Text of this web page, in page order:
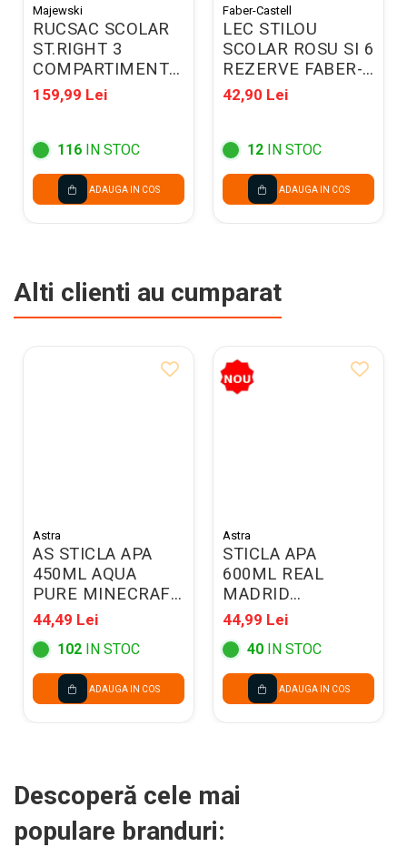
Majewski
RUCSAC SCOLAR
ST.RIGHT 3
COMPARTIMENTE
PINK BALLERINA
BP-26 300943
159,99 Lei
116 IN STOC
ADAUGA IN COS
Faber-Castell
LEC STILOU
SCOLAR ROSU SI 6
REZERVE FABER-
CASTELL
FC149812
42,90 Lei
12 IN STOC
ADAUGA IN COS
Alti clienti au cumparat
Astra
AS STICLA APA
450ML AQUA
PURE MINECRAFT
511021001
44,49 Lei
102 IN STOC
ADAUGA IN COS
Astra
STICLA APA
600ML REAL
MADRID
511026002
44,99 Lei
40 IN STOC
ADAUGA IN COS
Descoperă cele mai
populare branduri: